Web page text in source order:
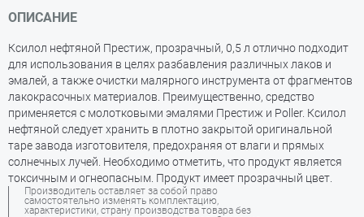
ОПИСАНИЕ
Ксилол нефтяной Престиж, прозрачный, 0,5 л отлично подходит
для использования в целях разбавления различных лаков и
эмалей, а также очистки малярного инструмента от фрагментов
лакокрасочных материалов. Преимущественно, средство
применяется с молотковыми эмалями Престиж и Poller. Ксилол
нефтяной следует хранить в плотно закрытой оригинальной
таре завода изготовителя, предохраняя от влаги и прямых
солнечных лучей. Необходимо отметить, что продукт является
токсичным и огнеопасным. Продукт имеет прозрачный цвет.
Производитель оставляет за собой право
самостоятельно изменять комплектацию,
характеристики, страну производства товара без